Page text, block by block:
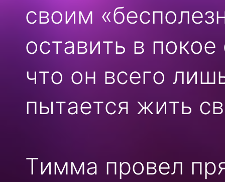
своим
оставить в
что он всего
пытается жить
Тимма провел